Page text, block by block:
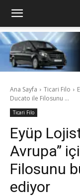
Ana Sayfa Ticari Filo
Ducato ile Filosunu ...
Ticari Filo
Eyüp
Avrupa”
Filosunu
ediyor